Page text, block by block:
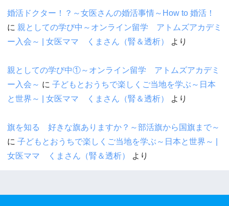
婚活ドクター！？～女医さんの婚活事情～How to 婚活！
に 親としての学び中～オンライン留学 アトムズアカデミ
ー入会～ | 女医ママ くまさん（腎＆透析）
より
親としての学び中①～オンライン留学 アトムズアカデミ
ー入会～ に 子どもとおうちで楽しくご当地を学ぶ～日本
と世界～ | 女医ママ くまさん（腎＆透析）
より
旗を知る 好きな旗ありますか？～部活旗から国旗まで～
に 子どもとおうちで楽しくご当地を学ぶ～日本と世界～ |
女医ママ くまさん（腎＆透析）
より